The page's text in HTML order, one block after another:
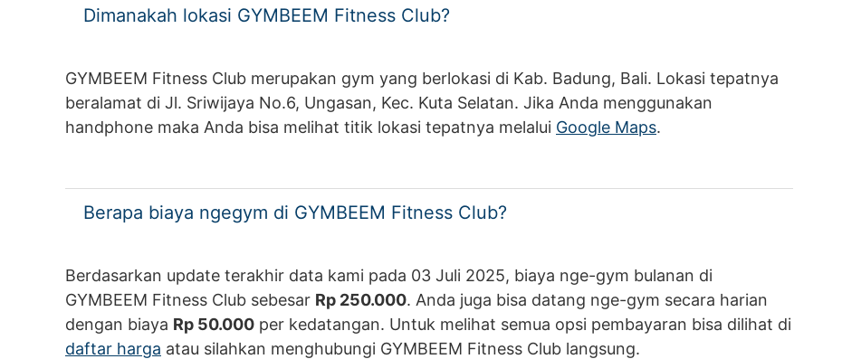
Dimanakah lokasi GYMBEEM Fitness Club?
GYMBEEM Fitness Club merupakan gym yang berlokasi di Kab. Badung, Bali. Lokasi tepatnya
beralamat di Jl. Sriwijaya No.6, Ungasan, Kec. Kuta Selatan. Jika Anda menggunakan
handphone maka Anda bisa melihat titik lokasi tepatnya melalui Google Maps.
Berapa biaya ngegym di GYMBEEM Fitness Club?
Berdasarkan update terakhir data kami pada 03 Juli 2025, biaya nge-gym bulanan di
GYMBEEM Fitness Club sebesar Rp 250.000. Anda juga bisa datang nge-gym secara harian
dengan biaya Rp 50.000 per kedatangan. Untuk melihat semua opsi pembayaran bisa dilihat di
daftar harga atau silahkan menghubungi GYMBEEM Fitness Club langsung.